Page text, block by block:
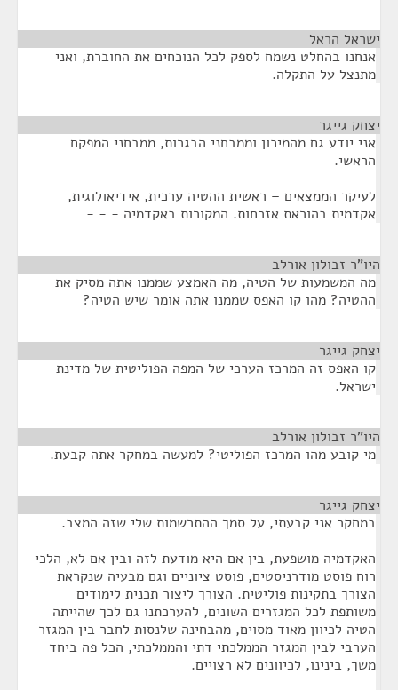
ישראל הראל
אנחנו בהחלט נשמח לספק לכל הנוכחים את החוברת, ואני
מתנצל על התקלה.
יצחק גייגר
אני יודע גם מהמיכון וממבחני הבגרות, ממבחני המפקח
הראשי.
לעיקר הממצאים – ראשית ההטיה ערכית, אידיאולוגית,
אקדמית בהוראת אזרחות. המקורות באקדמיה - - -
היו"ר זבולון אורלב
מה המשמעות של הטיה, מה האמצע שממנו אתה מסיק את
ההטיה? מהו קו האפס שממנו אתה אומר שיש הטיה?
יצחק גייגר
קו האפס זה המרכז הערכי של המפה הפוליטית של מדינת
ישראל.
היו"ר זבולון אורלב
מי קובע מהו המרכז הפוליטי? למעשה במחקר אתה קבעת.
יצחק גייגר
במחקר אני קבעתי, על סמך ההתרשמות שלי שזה המצב.
האקדמיה מושפעת, בין אם היא מודעת לזה ובין אם לא, הלכי
רוח פוסט מודרניסטים, פוסט ציוניים וגם מבעיה שנקראת
הצורך בתקינות פוליטית. הצורך ליצור תכנית לימודים
משותפת לכל המגזרים השונים, להערכתנו גם לכך שהייתה
הטיה לכיוון מאוד מסוים, מהבחינה שלנסות לחבר בין המגזר
הערבי לבין המגזר הממלכתי דתי והממלכתי, הכל פה ביחד
משך, בינינו, לכיוונים לא רצויים.